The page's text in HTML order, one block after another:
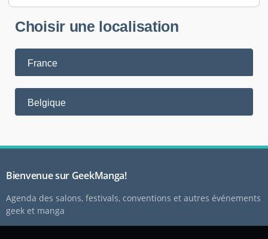
Choisir une localisation
France
Belgique
Bienvenue sur GeekManga!
Agenda des salons, festivals, conventions et autres événements
geek et manga